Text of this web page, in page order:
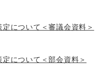
について＜審議会資料＞
について＜部会資料＞